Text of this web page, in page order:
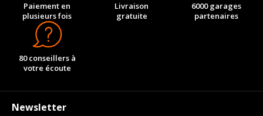
Paiement en
plusieurs fois
Livraison
gratuite
6000 garages
partenaires
80 conseillers à
votre écoute
Newsletter